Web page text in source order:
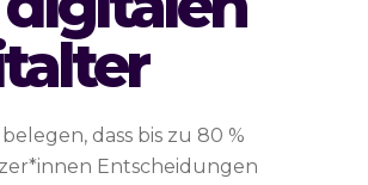
dass bis zu 80 %
Entscheidungen